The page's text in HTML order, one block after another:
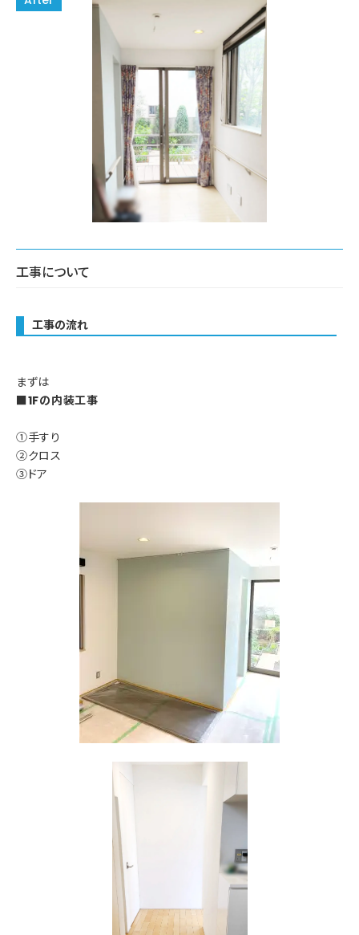
工事について
工事の流れ
まずは
■1Fの内装工事
①手すり
②クロス
③ドア